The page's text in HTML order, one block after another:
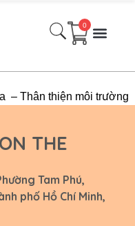
0
– Thân thiện môi trường
THE
Tam Phú,
phố Hồ Chí Minh,